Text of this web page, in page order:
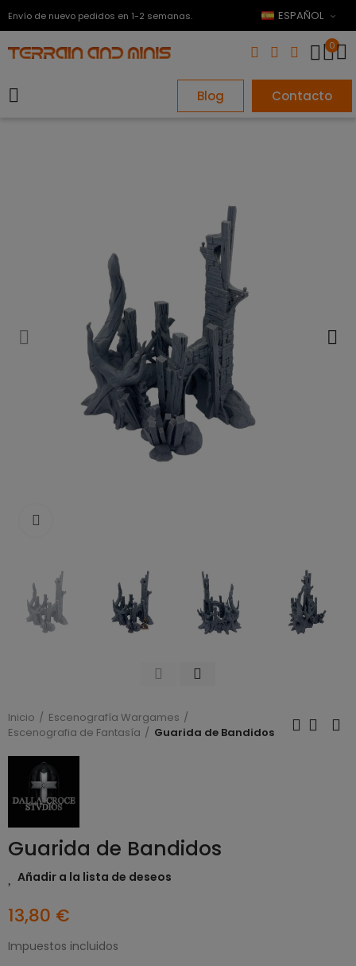
Envío de nuevo pedidos en 1-2 semanas. ESPAÑOL
0
Blog Contacto
Inicio
Escenografía Wargames
Escenografia de Fantasía
Guarida de Bandidos
Guarida de Bandidos
Añadir a la lista de deseos
13,80 €
Impuestos incluidos